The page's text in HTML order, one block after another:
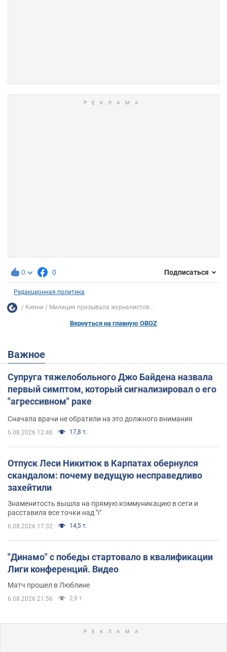
0 0 Подписаться
Редакционная политика
Кияни Милиция призывала журналистов...
Вернуться на главную OBOZ
Важное
Супруга тяжелобольного Джо Байдена назвала
первый симптом, который сигнализировал о его
"агрессивном" раке
Сначала врачи не обратили на это должного внимания
6.08.2026 12:46 17,8 т.
Отпуск Леси Никитюк в Карпатах обернулся
скандалом: почему ведущую несправедливо
захейтили
Знаменитость вышла на прямую коммуникацию в сети и
расставила все точки над "i"
6.08.2026 17:32 14,5 т.
"Динамо" с победы стартовало в квалификации
Лиги конференций. Видео
Матч прошел в Люблине
6.08.2026 21:56 2,9 т.